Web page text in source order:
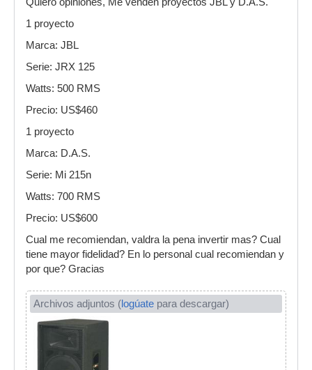
1 proyecto
Marca: JBL
Serie: JRX 125
Watts: 500 RMS
Precio: US$460
1 proyecto
Marca: D.A.S.
Serie: Mi 215n
Watts: 700 RMS
Precio: US$600
Cual me recomiendan, valdra la pena invertir mas? Cual
tiene mayor fidelidad? En lo personal cual recomiendan y
por que? Gracias
Archivos adjuntos (logúate para descargar)